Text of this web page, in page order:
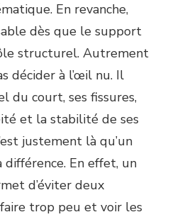
ELLE
TOUJOURS
DE
REPRENDRE
LA
SOUS-
COUCHE
?
En revanche,
dès que le support
structurel. Autrement
décider à l’œil nu. Il
du court, ses fissures,
et la stabilité de ses
justement là qu’un
En effet, un
d’éviter deux
trop peu et voir les